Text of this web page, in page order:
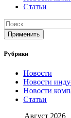
Статьи
Применить
Рубрики
Новости
Новости
Новости
Статьи
Август 2026